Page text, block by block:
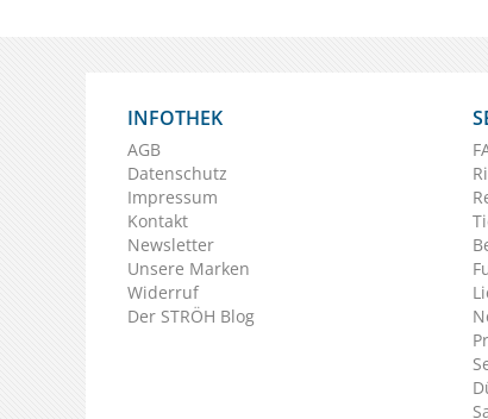
INFOTHEK
AGB
Datenschutz
Impressum
Kontakt
Newsletter
Unsere Marken
Widerruf
Der STRÖH Blog